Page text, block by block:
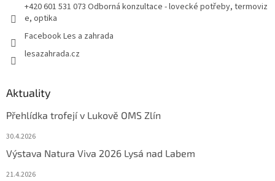
+420 601 531 073 Odborná konzultace - lovecké potřeby, termoviz
e, optika
Facebook Les a zahrada
lesazahrada.cz
Aktuality
Přehlídka trofejí v Lukově OMS Zlín
30.4.2026
Výstava Natura Viva 2026 Lysá nad Labem
21.4.2026